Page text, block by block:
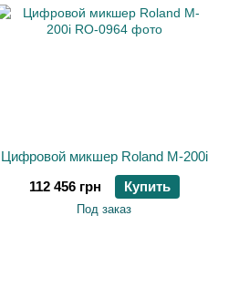
Цифровой микшер Roland M-200i
112 456 грн
Купить
Под заказ